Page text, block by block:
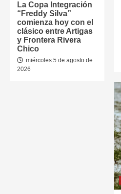
La Copa Integración
“Freddy Silva”
comienza hoy con el
clásico entre Artigas
y Frontera Rivera
Chico
miércoles 5 de agosto de
2026